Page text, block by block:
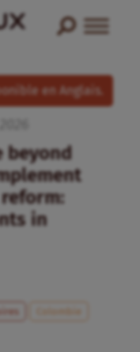
en Anglais.
beyond
in
Colombie